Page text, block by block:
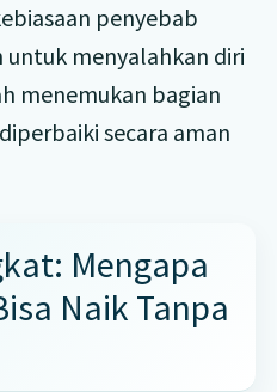
penyebab
menyalahkan diri
menemukan bagian
secara aman
Mengapa
Naik Tanpa